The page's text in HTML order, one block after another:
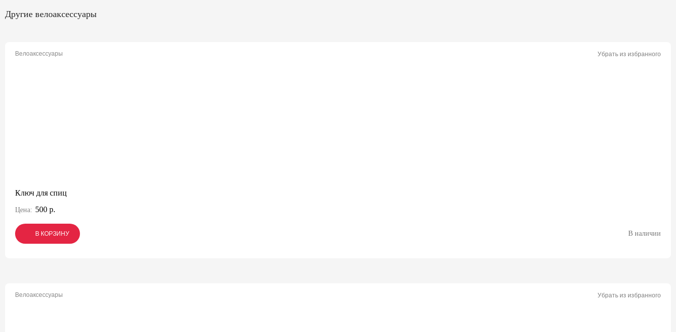
Другие велоаксессуары
Велоаксессуары Убрать из избранного
Ключ для спиц
Цена: 500 р.
В КОРЗИНУ
В КОРЗИНУ
В КОРЗИНУ В наличии
Велоаксессуары Убрать из избранного